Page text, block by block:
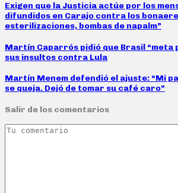
Exigen que la Justicia actúe por los
difundidos en Carajo contra los
esterilizaciones, bombas de napalm”
Martín Caparrós pidió que Brasil “meta
sus insultos contra Lula
Martín Menem defendió el ajuste: “Mi
se queja. Dejó de tomar su café caro”
Salir de los comentarios